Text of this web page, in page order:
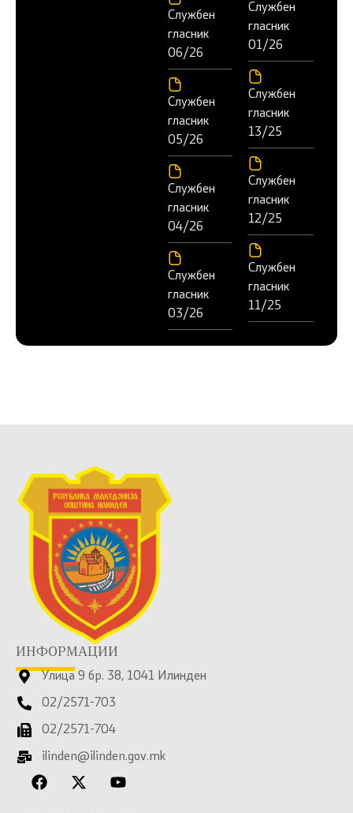
Службен
гласник
06/26
Службен
гласник
05/26
Службен
гласник
04/26
Службен
гласник
03/26
Службен
гласник
01/26
Службен
гласник
13/25
Службен
гласник
12/25
Службен
гласник
11/25
ИНФОРМАЦИИ
Улица 9 бр. 38, 1041 Илинден
02/2571-703
02/2571-704
ilinden@ilinden.gov.mk